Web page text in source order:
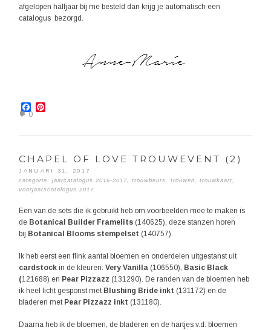
afgelopen halfjaar bij me besteld dan krijg je automatisch een
catalogus bezorgd.
Facebook
0
CHAPEL OF LOVE TROUWEVENT (2)
JANUARI 31, 2017
categorie:jaarcatalogus 2016-2017,trouwbeurs,trouwen,trouwkaart,
voorjaarscatalogus 2017
Een van de sets die ik gebruikt heb om voorbeelden mee te maken is
de Botanical Builder Framelits (140625), deze stanzen horen
bij Botanical Blooms stempelset (140757).
Ik heb eerst een flink aantal bloemen en onderdelen uitgestanst uit
cardstock in de kleuren:Very Vanilla (106550), Basic Black
(121688) en Pear Pizzazz (131290). De randen van de bloemen heb
ik heel licht gesponst met Blushing Bride inkt (131172) en de
bladeren met Pear Pizzazz inkt (131180).
Daarna heb ik de bloemen, de bladeren en de hartjes v.d. bloemen